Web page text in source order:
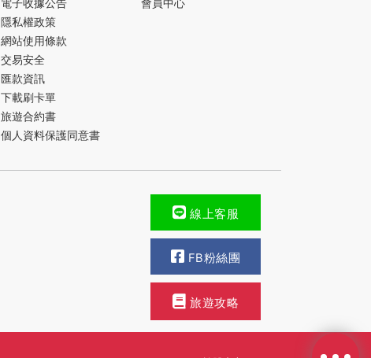
電子收據公告
隱私權政策
網站使用條款
交易安全
匯款資訊
下載刷卡單
旅遊合約書
個人資料保護同意書
會員中心
線上客服
FB粉絲團
旅遊攻略